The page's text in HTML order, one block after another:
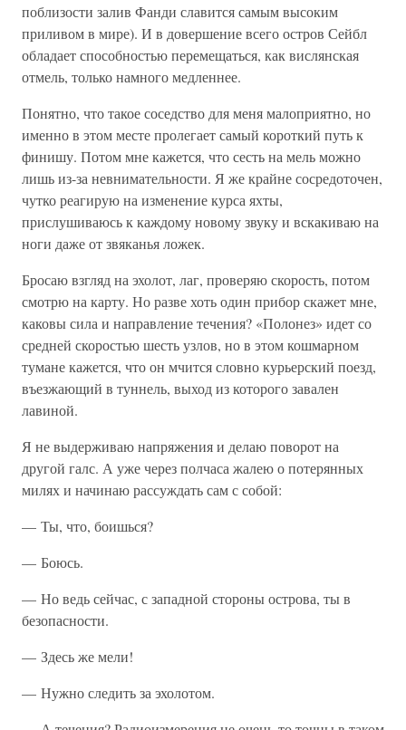
поблизости залив Фанди славится самым высоким
приливом в мире). И в довершение всего остров Сейбл
обладает способностью перемещаться, как вислянская
отмель, только намного медленнее.
Понятно, что такое соседство для меня малоприятно, но
именно в этом месте пролегает самый короткий путь к
финишу. Потом мне кажется, что сесть на мель можно
лишь из-за невнимательности. Я же крайне сосредоточен,
чутко реагирую на изменение курса яхты,
прислушиваюсь к каждому новому звуку и вскакиваю на
ноги даже от звяканья ложек.
Бросаю взгляд на эхолот, лаг, проверяю скорость, потом
смотрю на карту. Но разве хоть один прибор скажет мне,
каковы сила и направление течения? «Полонез» идет со
средней скоростью шесть узлов, но в этом кошмарном
тумане кажется, что он мчится словно курьерский поезд,
въезжающий в туннель, выход из которого завален
лавиной.
Я не выдерживаю напряжения и делаю поворот на
другой галс. А уже через полчаса жалею о потерянных
милях и начинаю рассуждать сам с собой:
— Ты, что, боишься?
— Боюсь.
— Но ведь сейчас, с западной стороны острова, ты в
безопасности.
— Здесь же мели!
— Нужно следить за эхолотом.